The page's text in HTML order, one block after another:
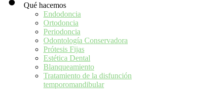
Qué hacemos
Endodoncia
Ortodoncia
Periodoncia
Odontología Conservadora
Prótesis Fijas
Estética Dental
Blanqueamiento
Tratamiento de la disfunción
temporomandibular